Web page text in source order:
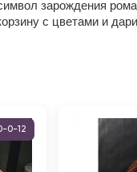
зарождения
с цветами и
0-12